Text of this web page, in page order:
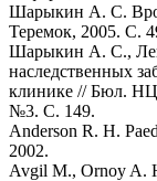
Шарыкин А. С.
Теремок, 2005. С.
Шарыкин А. С.,
наследственных
клинике // Бюл.
№3. С. 149.
Anderson R. H.
2002.
Avgil M., Ornoy A.